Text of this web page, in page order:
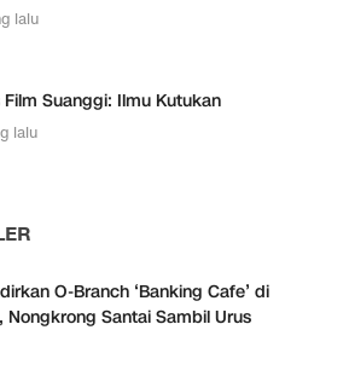
lalu
Film Suanggi: Ilmu Kutukan
lalu
O-Branch ‘Banking Cafe’ di
Nongkrong Santai Sambil Urus